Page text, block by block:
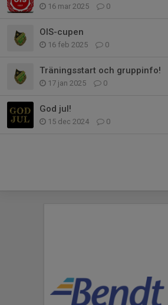
16 mar 2025 0
OIS-cupen
16 feb 2025 0
Träningsstart och gruppinfo!
17 jan 2025 0
God jul!
15 dec 2024 0